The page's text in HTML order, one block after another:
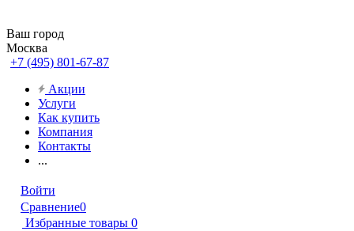
Ваш город
Москва
+7 (495) 801-67-87
Акции
Услуги
Как купить
Компания
Контакты
...
Войти
Сравнение0
Избранные товары 0